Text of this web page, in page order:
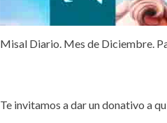
Misal Diario. Mes de Diciembre.
Te invitamos a dar un donativo a